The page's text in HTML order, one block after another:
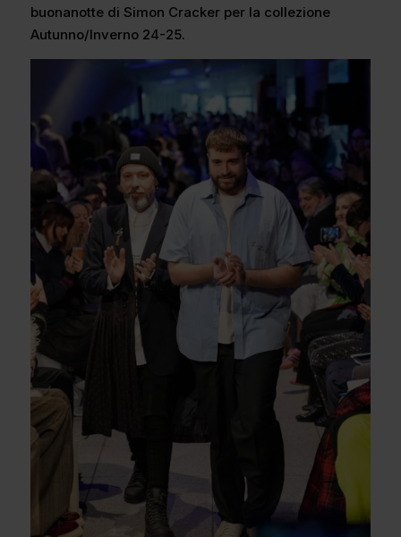
buonanotte di Simon Cracker per la collezione
Autunno/Inverno 24-25.